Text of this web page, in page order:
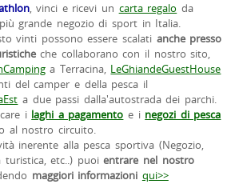
, vinci e ricevi un carta regalo da
grande negozio di sport in Italia.
vinti possono essere scalati anche presso
che collaborano con il nostro sito,
a Terracina, LeGhiandeGuestHouse
del camper e della pesca il
a due passi dalla'autostrada dei parchi.
i laghi a pagamento e i negozi di pesca
al nostro circuito.
inerente alla pesca sportiva (Negozio,
turistica, etc..) puoientrare nel nostro
maggiori informazioni qui>>